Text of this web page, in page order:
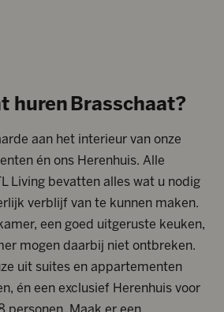
huren Brasschaat?
aan het interieur van onze
én ons Herenhuis. Alle
Living bevatten alles wat u nodig
verblijf van te kunnen maken.
een goed uitgeruste keuken,
mogen daarbij niet ontbreken.
uit suites en appartementen
én een exclusief Herenhuis voor